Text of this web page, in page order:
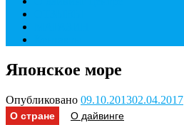
Японское море
Опубликовано 09.10.201302.04.2017
О стране О дайвинге